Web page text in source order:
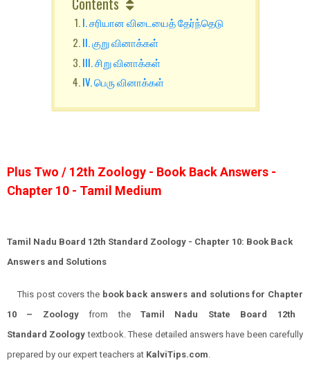
I. சரியான விடையைத் தேர்ந்தெடு
II. குறு வினாக்கள்
III. சிறு வினாக்கள்
IV. பெரு வினாக்கள்
Plus Two / 12th Zoology - Book Back Answers -
Chapter 10 - Tamil Medium
Tamil Nadu Board 12th Standard Zoology - Chapter 10: Book Back
Answers and Solutions
This post covers the book back answers and solutions for Chapter
10 – Zoology from theTamil Nadu State Board 12th
Standard Zoology textbook. These detailed answers have been carefully
prepared by our expert teachers at KalviTips.com.